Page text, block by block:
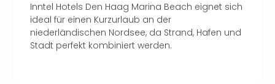
Inntel Hotels Den Haag Marina Beach eignet sich
ideal für einen Kurzurlaub an der
niederländischen Nordsee, da Strand, Hafen und
Stadt perfekt kombiniert werden.